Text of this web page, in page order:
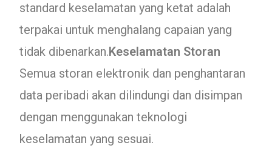
standard keselamatan yang ketat adalah
terpakai untuk menghalang capaian yang
tidak dibenarkan.Keselamatan Storan
Semua storan elektronik dan penghantaran
data peribadi akan dilindungi dan disimpan
dengan menggunakan teknologi
keselamatan yang sesuai.